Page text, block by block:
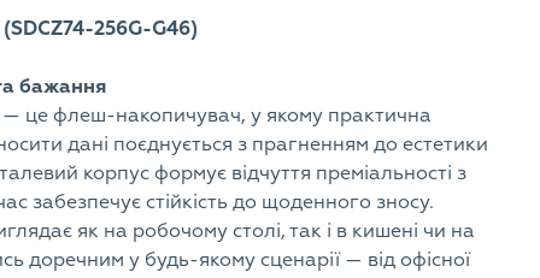
256G-G46)
бажання
це флеш-накопичувач, у якому практична
дані поєднується з прагненням до естетики
корпус формує відчуття преміальності з
забезпечує стійкість до щоденного зносу.
як на робочому столі, так і в кишені чи на
доречним у будь-якому сценарії — від офісної